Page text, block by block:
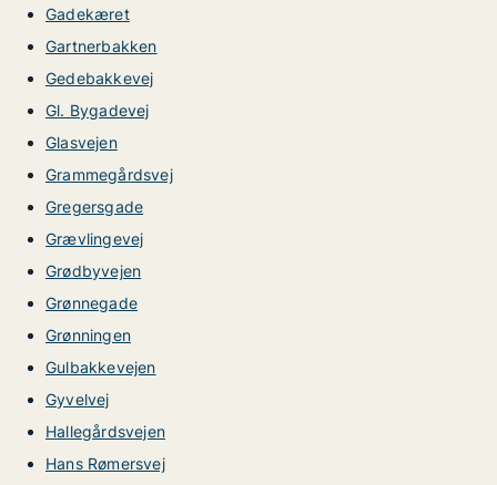
Gadekæret
Gartnerbakken
Gedebakkevej
Gl. Bygadevej
Glasvejen
Grammegårdsvej
Gregersgade
Grævlingevej
Grødbyvejen
Grønnegade
Grønningen
Gulbakkevejen
Gyvelvej
Hallegårdsvejen
Hans Rømersvej